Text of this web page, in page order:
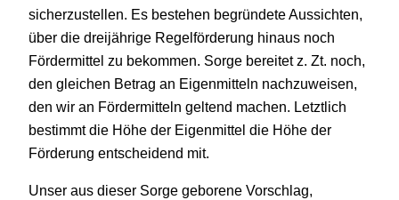
sicherzustellen. Es bestehen begründete Aussichten,
über die dreijährige Regelförderung hinaus noch
Fördermittel zu bekommen. Sorge bereitet z. Zt. noch,
den gleichen Betrag an Eigenmitteln nachzuweisen,
den wir an Fördermitteln geltend machen. Letztlich
bestimmt die Höhe der Eigenmittel die Höhe der
Förderung entscheidend mit.
Unser aus dieser Sorge geborene Vorschlag,